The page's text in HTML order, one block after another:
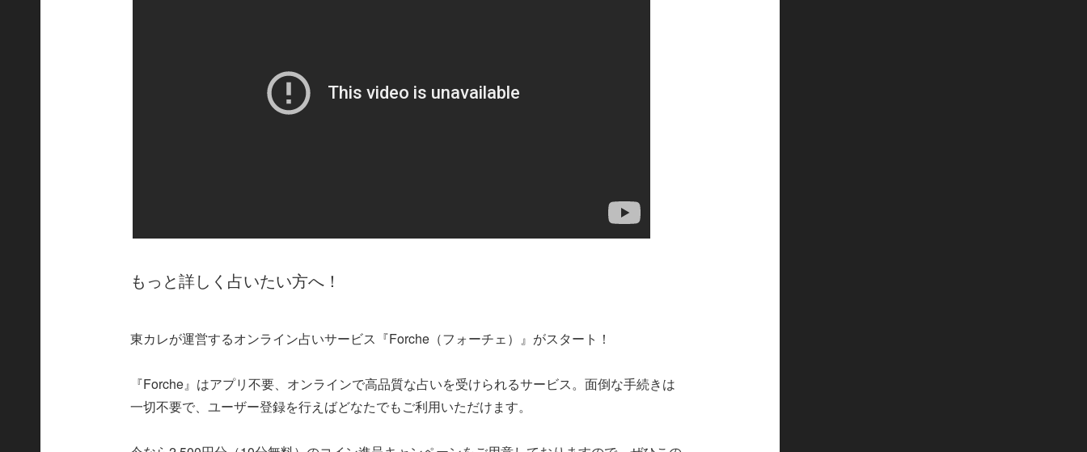
もっと詳しく占いたい方へ！
東カレが運営するオンライン占いサービス『Forche（フォーチェ）』がスタート！
『Forche』はアプリ不要、オンラインで高品質な占いを受けられるサービス。面倒な手続きは
一切不要で、ユーザー登録を行えばどなたでもご利用いただけます。